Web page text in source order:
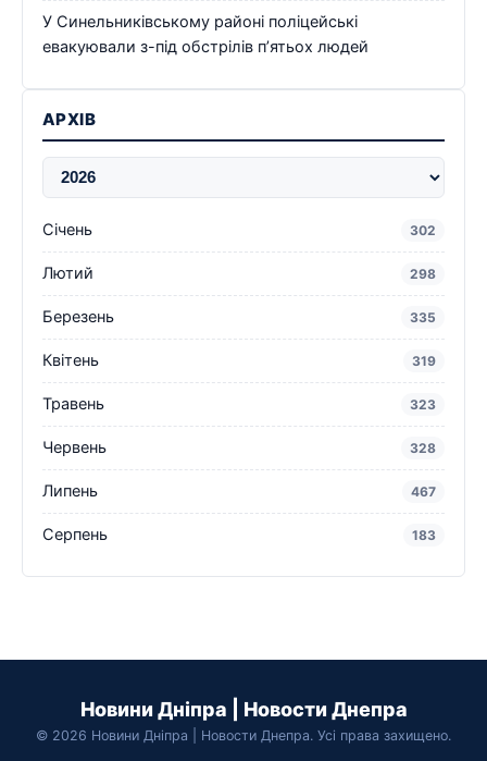
У Синельниківському районі поліцейські
евакуювали з-під обстрілів п’ятьох людей
АРХІВ
Січень 302
Лютий 298
Березень 335
Квітень 319
Травень 323
Червень 328
Липень 467
Серпень 183
Новини Дніпра | Новости Днепра
© 2026 Новини Дніпра | Новости Днепра. Усі права захищено.